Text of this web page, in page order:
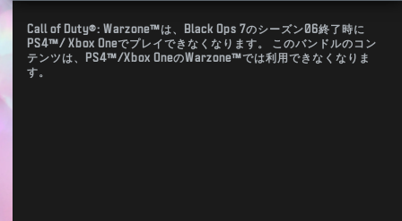
Call of Duty®: Warzone™は、Black Ops 7のシーズン06終了時に
PS4™/ Xbox Oneでプレイできなくなります。 このバンドルのコン
テンツは、PS4™/Xbox OneのWarzone™では利用できなくなりま
す。